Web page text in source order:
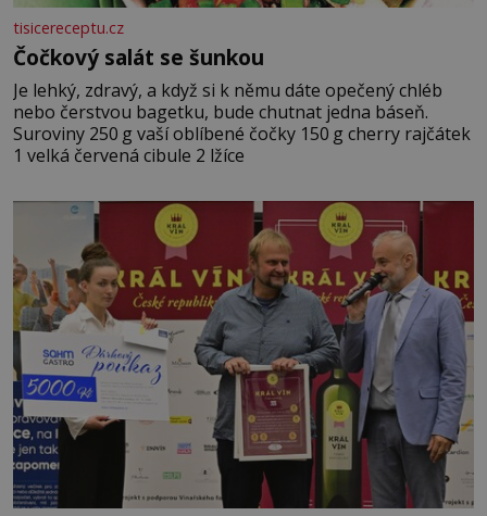
tisicereceptu.cz
Čočkový salát se šunkou
Je lehký, zdravý, a když si k němu dáte opečený chléb
nebo čerstvou bagetku, bude chutnat jedna báseň.
Suroviny 250 g vaší oblíbené čočky 150 g cherry rajčátek
1 velká červená cibule 2 lžíce